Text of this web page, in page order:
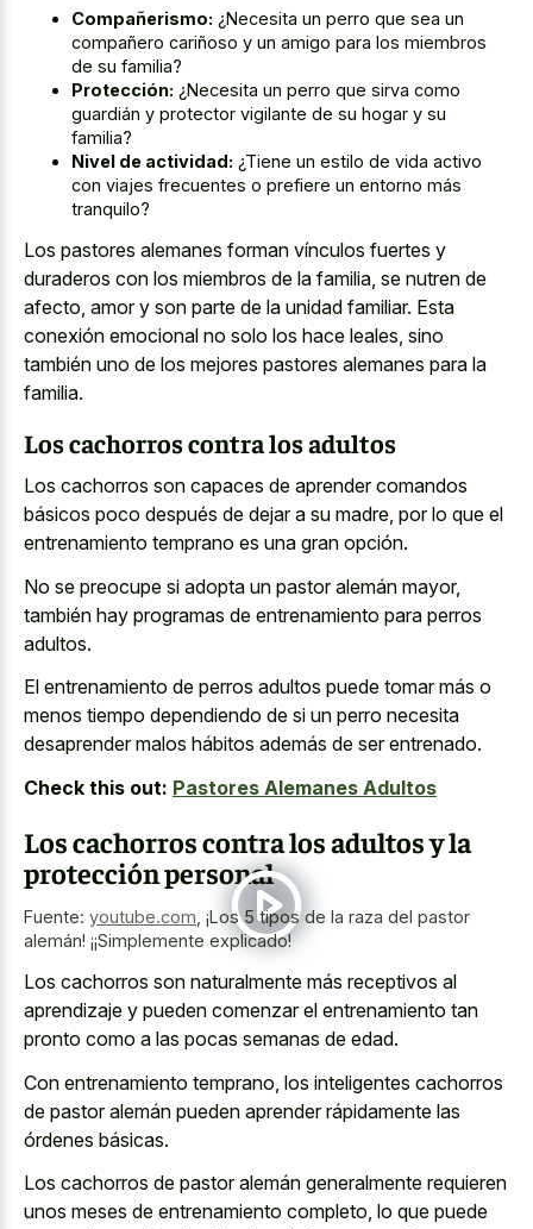
Compañerismo: ¿Necesita un perro que sea un
compañero cariñoso y un amigo para los miembros
de su familia?
Protección: ¿Necesita un perro que sirva como
guardián y protector vigilante de su hogar y su
familia?
Nivel de actividad: ¿Tiene un estilo de vida activo
con viajes frecuentes o prefiere un entorno más
tranquilo?
Los pastores alemanes forman vínculos fuertes y
duraderos con los miembros de la familia, se nutren de
afecto, amor y son parte de la unidad familiar. Esta
conexión emocional no solo los hace leales, sino
también uno de los mejores pastores alemanes para la
familia.
Los cachorros contra los adultos
Los cachorros son capaces de aprender comandos
básicos poco después de dejar a su madre, por lo que el
entrenamiento temprano es una gran opción.
No se preocupe si adopta un pastor alemán mayor,
también hay programas de entrenamiento para perros
adultos.
El entrenamiento de perros adultos puede tomar más o
menos tiempo dependiendo de si un perro necesita
desaprender malos hábitos además de ser entrenado.
Check this out: Pastores Alemanes Adultos
Los cachorros contra los adultos y la
protección personal
Fuente: youtube.com ¡Los 5 tipos de la raza del pastor
alemán! ¡¡Simplemente explicado!
Los cachorros son naturalmente más receptivos al
aprendizaje y pueden comenzar el entrenamiento tan
pronto como a las pocas semanas de edad.
Con entrenamiento temprano, los inteligentes cachorros
de pastor alemán pueden aprender rápidamente las
órdenes básicas.
Los cachorros de pastor alemán generalmente requieren
unos meses de entrenamiento completo, lo que puede